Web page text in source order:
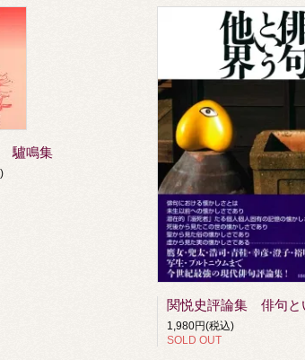
驢鳴集
1,980円(税込)
SOLD OUT